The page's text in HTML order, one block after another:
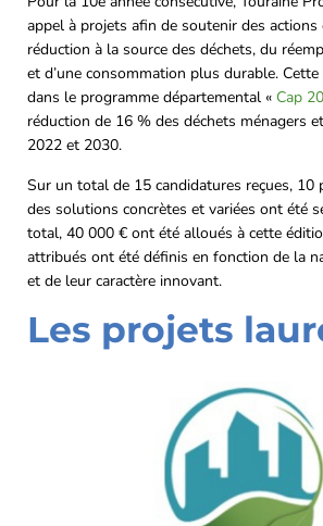
appel à projets afin de soutenir des actions
réduction à la source des déchets, du
et d’une consommation plus durable. Cette
dans le programme départemental « Cap
réduction de 16 % des déchets ménagers
2022 et 2030.
Sur un total de 15 candidatures reçues, 10
des solutions concrètes et variées ont été
total, 40 000 € ont été alloués à cette
attribués ont été définis en fonction de la
et de leur caractère innovant.
Les projets